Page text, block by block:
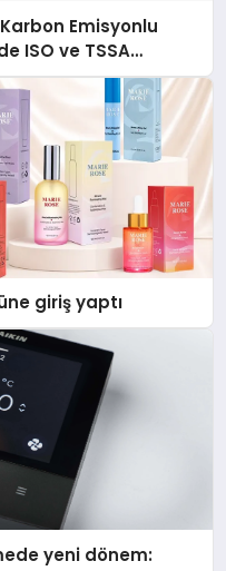
Emisyonlu
ISO ve TSSA
giriş yaptı
yeni dönem: